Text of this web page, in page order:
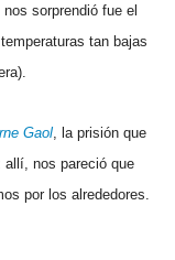
sorprendió fue el
tan bajas
Gaol , la prisión que
allí, nos pareció que
por los alrededores.